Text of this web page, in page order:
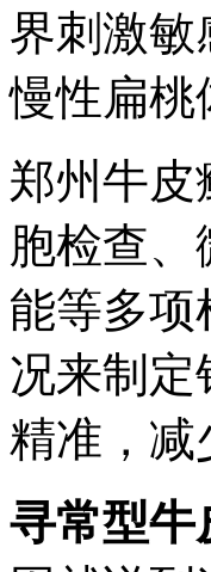
界刺激敏
慢性扁桃
郑州牛皮
胞检查
能等多项
况来制定
精准，减
寻常型牛